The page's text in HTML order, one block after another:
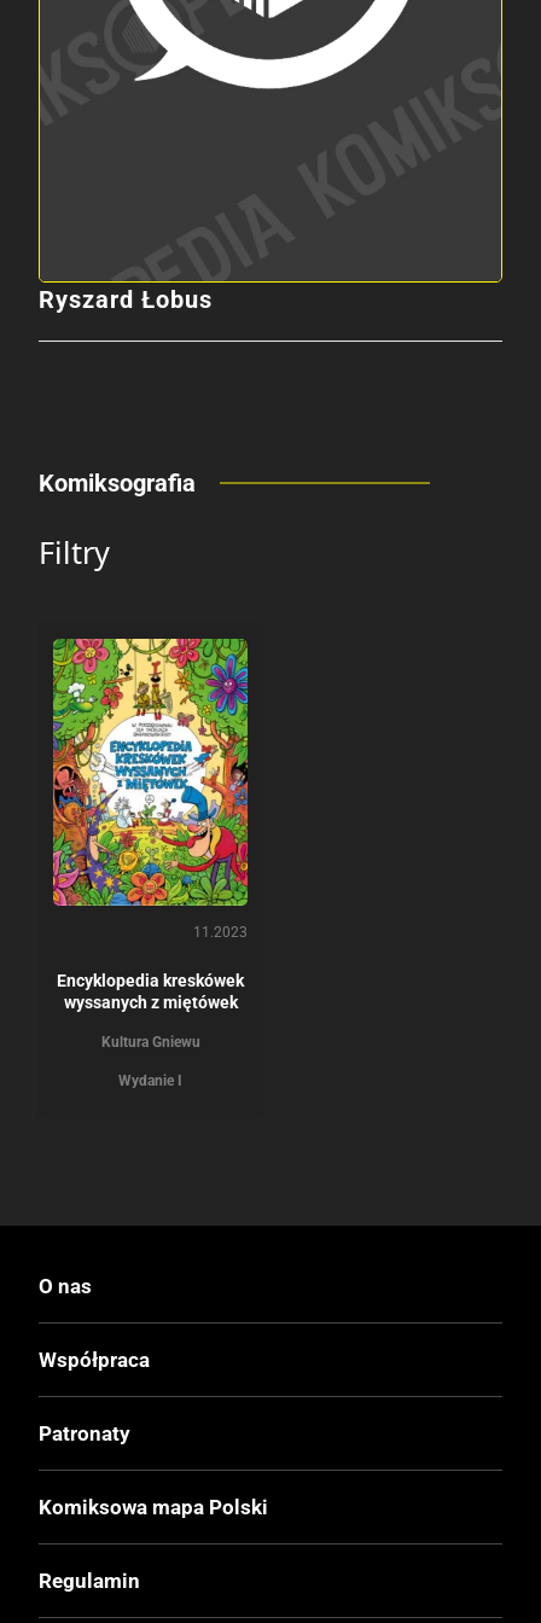
Ryszard Łobus
Komiksografia
Filtry
11.2023
Encyklopedia kreskówek
wyssanych z miętówek
Kultura Gniewu
Wydanie I
O nas
Współpraca
Patronaty
Komiksowa mapa Polski
Regulamin